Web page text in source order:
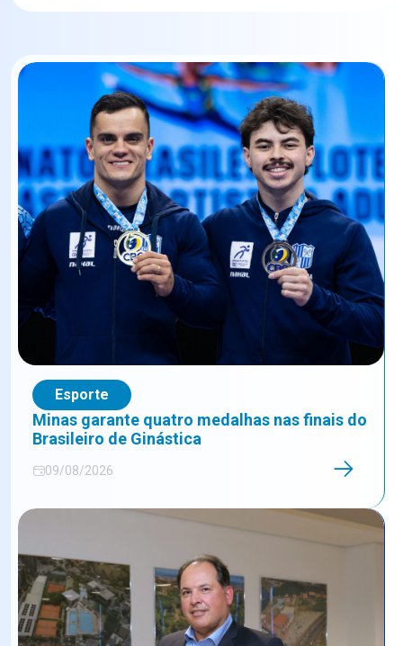
Esporte
Minas garante quatro medalhas nas finais do
Brasileiro de Ginástica
09/08/2026